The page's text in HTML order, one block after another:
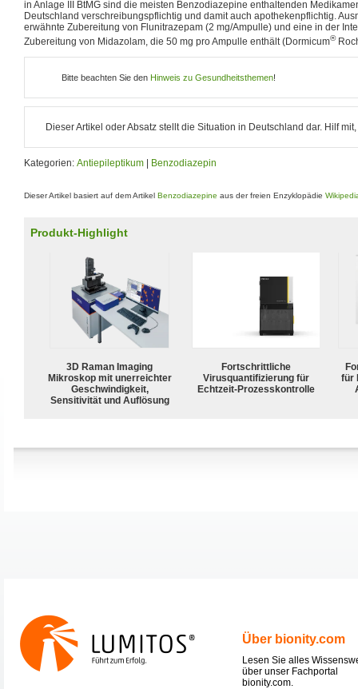
in Anlage III BtMG sind die meisten Benzodiazepine enthaltenden
Deutschland verschreibungspflichtig und damit auch apothekenpflichtig.
erwähnte Zubereitung von Flunitrazepam (2 mg/Ampulle) und eine in der
Zubereitung von Midazolam, die 50 mg pro Ampulle enthält (Dormicum®
Bitte beachten Sie den Hinweis zu Gesundheitsthemen!
Dieser Artikel oder Absatz stellt die Situation in Deutschland dar. Hilf
Kategorien: Antiepileptikum | Benzodiazepin
Dieser Artikel basiert auf dem Artikel Benzodiazepine aus der freien Enzyklopädie
Produkt-Highlight
3D Raman Imaging
Mikroskop mit unerreichter
Geschwindigkeit,
Sensitivität und Auflösung
Fortschrittliche
Virusquantifizierung für
Echtzeit-Prozesskontrolle
für
Über bionity.com
Lesen Sie alles
über unser Fachportal
bionity.com.